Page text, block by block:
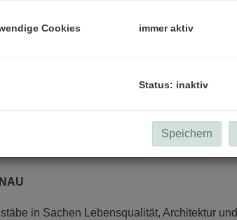
in Sachen Lebensqualität, Architektur und
Cookies immer aktiv
Status: inaktiv
Speichern